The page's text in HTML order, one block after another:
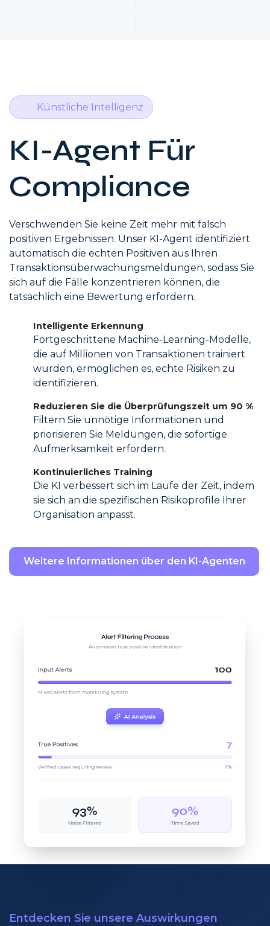
Künstliche Intelligenz
KI-Agent Für
Compliance
Verschwenden Sie keine Zeit mehr mit falsch
positiven Ergebnissen. Unser KI-Agent identifiziert
automatisch die echten Positiven aus Ihren
Transaktionsüberwachungsmeldungen, sodass Sie
sich auf die Fälle konzentrieren können, die
tatsächlich eine Bewertung erfordern.
Intelligente Erkennung
Fortgeschrittene Machine-Learning-Modelle,
die auf Millionen von Transaktionen trainiert
wurden, ermöglichen es, echte Risiken zu
identifizieren.
Reduzieren Sie die Überprüfungszeit um 90 %
Filtern Sie unnötige Informationen und
priorisieren Sie Meldungen, die sofortige
Aufmerksamkeit erfordern.
Kontinuierliches Training
Die KI verbessert sich im Laufe der Zeit, indem
sie sich an die spezifischen Risikoprofile Ihrer
Organisation anpasst.
Weitere Informationen über den KI-Agenten
Entdecken Sie unsere Auswirkungen